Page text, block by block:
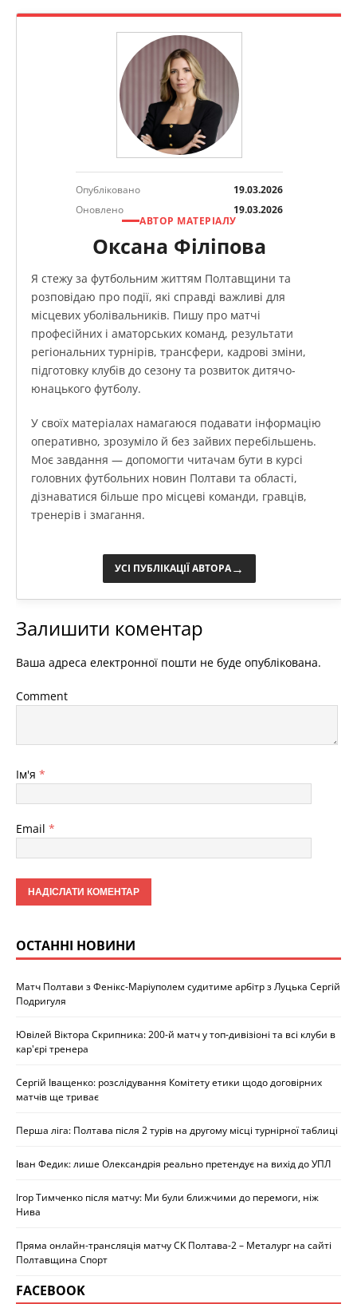
Опубліковано
19.03.2026
Оновлено
19.03.2026
АВТОР МАТЕРІАЛУ
Оксана Філіпова
Я стежу за футбольним життям Полтавщини та
розповідаю про події, які справді важливі для
місцевих уболівальників. Пишу про матчі
професійних і аматорських команд, результати
регіональних турнірів, трансфери, кадрові зміни,
підготовку клубів до сезону та розвиток дитячо-
юнацького футболу.
У своїх матеріалах намагаюся подавати інформацію
оперативно, зрозуміло й без зайвих перебільшень.
Моє завдання — допомогти читачам бути в курсі
головних футбольних новин Полтави та області,
дізнаватися більше про місцеві команди, гравців,
тренерів і змагання.
УСІ ПУБЛІКАЦІЇ АВТОРА→
Залишити коментар
Ваша адреса електронної пошти не буде опублікована.
Comment
Ім'я *
Email *
ОСТАННІ НОВИНИ
Матч Полтави з Фенікс-Маріуполем судитиме арбітр з Луцька Сергій
Подригуля
Ювілей Віктора Скрипника: 200-й матч у топ-дивізіоні та всі клуби в
кар'єрі тренера
Сергій Іващенко: розслідування Комітету етики щодо договірних
матчів ще триває
Перша ліга: Полтава після 2 турів на другому місці турнірної таблиці
Іван Федик: лише Олександрія реально претендує на вихід до УПЛ
Ігор Тимченко після матчу: Ми були ближчими до перемоги, ніж
Нива
Пряма онлайн-трансляція матчу СК Полтава-2 – Металург на сайті
Полтавщина Спорт
FACEBOOK